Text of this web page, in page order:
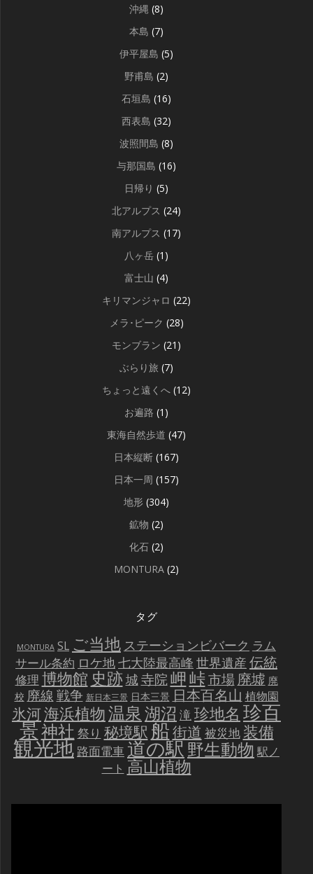
沖縄 (8)
本島 (7)
伊平屋島 (5)
野甫島 (2)
石垣島 (16)
西表島 (32)
波照間島 (8)
与那国島 (16)
日帰り (5)
北アルプス (24)
南アルプス (17)
八ヶ岳 (1)
富士山 (4)
キリマンジャロ (22)
メラ･ピーク (28)
モンブラン (21)
ぶらり旅 (7)
ちょっと遠くへ (12)
お遍路 (1)
東海自然歩道 (47)
日本縦断 (167)
日本一周 (157)
地形 (304)
鉱物 (2)
化石 (2)
MONTURA (2)
タグ
MONTURA SL ご当地 ステーションビバーク ラム
サール条約 ロケ地七大陸最高峰 世界遺産 伝統
修理 博物館 史跡城寺院岬峠市場 廃墟 廃
校 廃線戦争 新日本三景 日本三景 日本百名山 植物園
氷河海浜植物温泉湖沼 滝珍地名 珍百
景神社 祭り 秘境駅船街道 被災地 装備
観光地 路面電車道の駅野生動物 駅ノ
ート 高山植物